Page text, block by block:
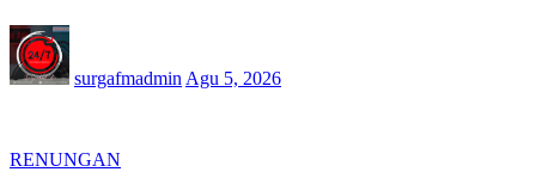
surgafmadmin Agu 5, 2026
RENUNGAN